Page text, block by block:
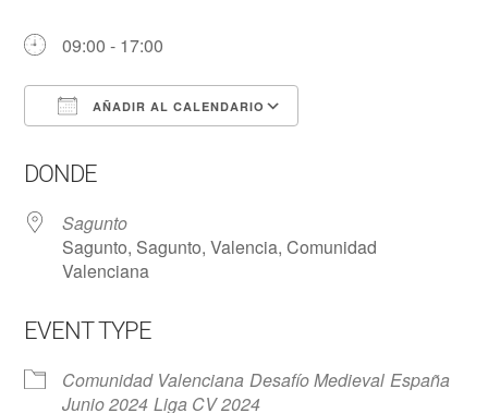
09:00 - 17:00
AÑADIR AL CALENDARIO
DONDE
Sagunto
Sagunto, Sagunto, Valencia, Comunidad
Valenciana
EVENT TYPE
Comunidad Valenciana Desafío Medieval España
Junio 2024 Liga CV 2024